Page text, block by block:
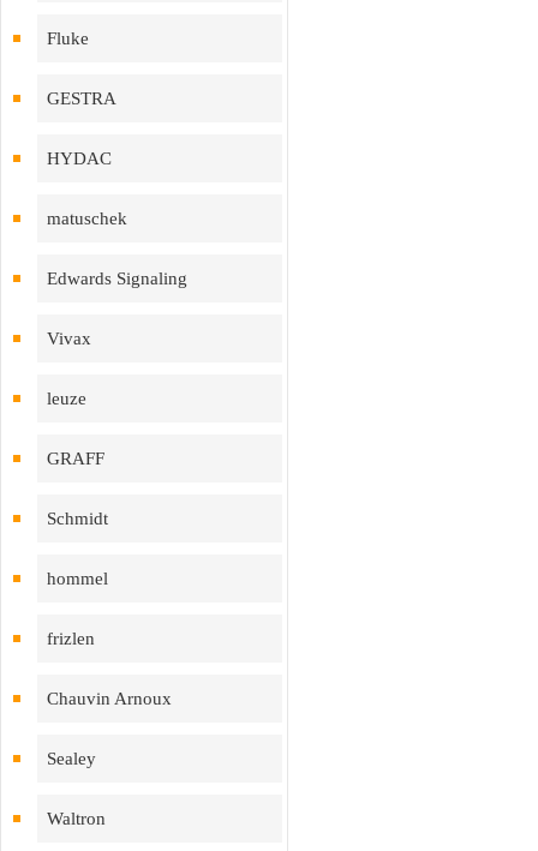
Fluke
GESTRA
HYDAC
matuschek
Edwards Signaling
Vivax
leuze
GRAFF
Schmidt
hommel
frizlen
Chauvin Arnoux
Sealey
Waltron